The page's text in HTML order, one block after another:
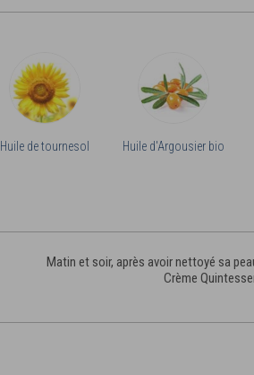
Huile de tournesol Huile d'Argousier bio
Matin et soir, après avoir nettoyé sa
Crème